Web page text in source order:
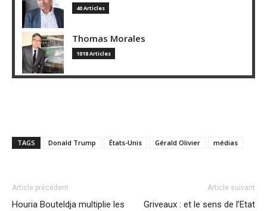
40 Articles
Thomas Morales
1018 Articles
TAGS Donald Trump États-Unis Gérald Olivier médias
Article précédent
Houria Bouteldja multiplie les
Article suivant
Griveaux : et le sens de l’Etat